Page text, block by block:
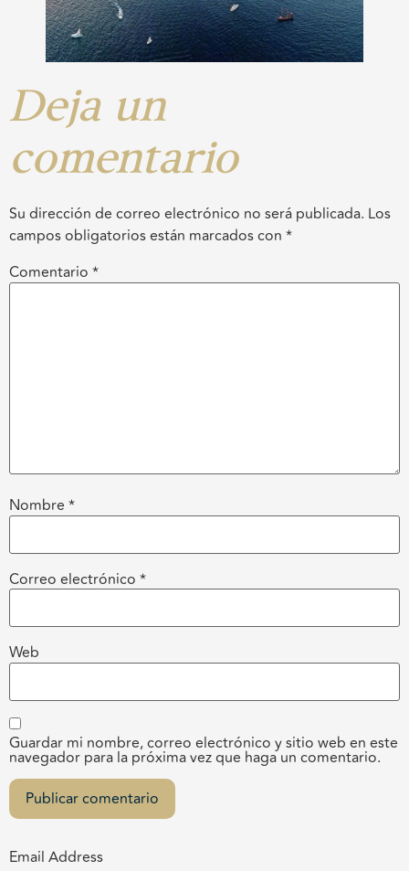
Deja un
comentario
Su dirección de correo electrónico no será publicada. Los
campos obligatorios están marcados con *
Comentario *
Nombre *
Correo electrónico *
Web
Guardar mi nombre, correo electrónico y sitio web en este
navegador para la próxima vez que haga un comentario.
Email Address